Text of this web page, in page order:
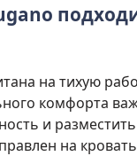
на тихую
комфорта
и
на